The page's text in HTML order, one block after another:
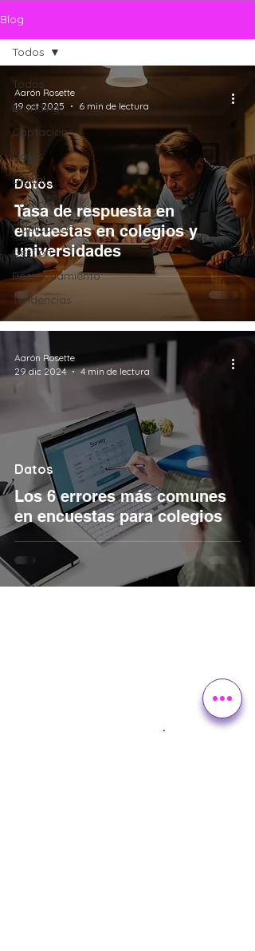
Blog
Todos
Branding
Captación
Datos
Digital
EdTech
Fidelización
Gestión
Posicionamiento
Tendencias
Todos
Tasa de respuesta en
encuestas en colegios y
universidades
Datos
Aarón Rosette
19 oct 2025
6 min de lectura
Los 6 errores más comunes
en encuestas para colegios
Datos
Aarón Rosette
29 dic 2024
4 min de lectura
Encuentra a Mkt Edu en